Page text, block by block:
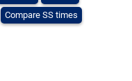
Compare SS times